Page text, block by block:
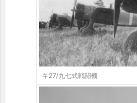
キ27/九七式戦闘機